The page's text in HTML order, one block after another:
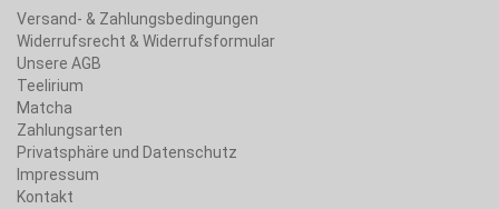
Versand- & Zahlungsbedingungen
Widerrufsrecht & Widerrufsformular
Unsere AGB
Teelirium
Matcha
Zahlungsarten
Privatsphäre und Datenschutz
Impressum
Kontakt